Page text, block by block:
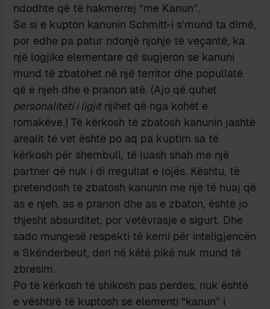
ndodhte që të hakmerrej “me Kanun”.
Se si e kupton kanunin Schmitt-i s’mund ta dimë,
por edhe pa patur ndonjë njohje të veçantë, ka
një logjike elementare që sugjeron se kanuni
mund të zbatohet në një territor dhe popullatë
që e njeh dhe e pranon atë. (Ajo që quhet
personaliteti i ligjitnjihet që nga kohët e
romakëve.) Të kërkosh të zbatosh kanunin jashtë
arealit të vet është po aq pa kuptim sa të
kërkosh për shembull, të luash shah me një
partner që nuk i di rregullat e lojës. Kështu, të
pretendosh të zbatosh kanunin me një të huaj që
as e njeh, as e pranon dhe as e zbaton, është jo
thjesht absurditet, por vetëvrasje e sigurt. Dhe
sado mungesë respekti të kemi për inteligjencën
e Skënderbeut, deri në këtë pikë nuk mund të
zbresim.
Po të kërkosh të shikosh pas perdes, nuk është
e vështirë të kuptosh se elementi “kanun” i